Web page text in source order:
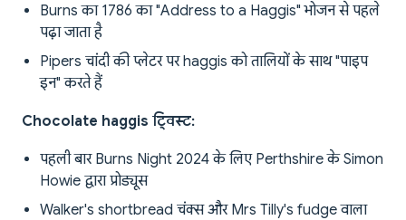
Burns का 1786 का "Address to a Haggis" भोजन से पहले
पढ़ा जाता है
Pipers चांदी की प्लेटर पर haggis को तालियों के साथ "पाइप
इन" करते हैं
Chocolate haggis ट्विस्ट:
पहली बार Burns Night 2024 के लिए Perthshire के Simon
Howie द्वारा प्रोड्यूस
Walker's shortbread चंक्स और Mrs Tilly's fudge वाला